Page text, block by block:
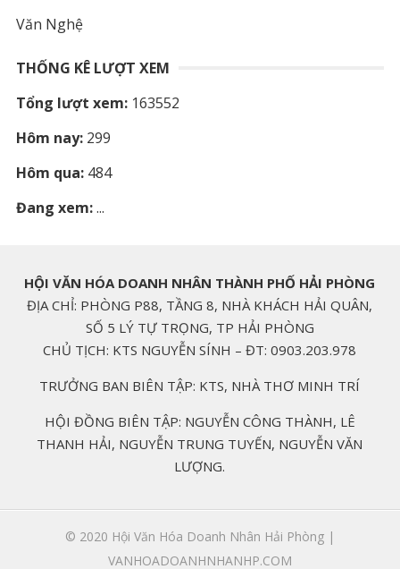
Văn Nghệ
THỐNG KÊ LƯỢT XEM
Tổng lượt xem:163552
Hôm nay:299
Hôm qua:484
Đang xem:...
HỘI VĂN HÓA DOANH NHÂN THÀNH PHỐ HẢI PHÒNG
ĐỊA CHỈ: PHÒNG P88, TẦNG 8, NHÀ KHÁCH HẢI QUÂN,
SỐ 5 LÝ TỰ TRỌNG, TP HẢI PHÒNG
CHỦ TỊCH: KTS NGUYỄN SÍNH – ĐT: 0903.203.978
TRƯỞNG BAN BIÊN TẬP: KTS, NHÀ THƠ MINH TRÍ
HỘI ĐỒNG BIÊN TẬP: NGUYỄN CÔNG THÀNH, LÊ
THANH HẢI, NGUYỄN TRUNG TUYẾN, NGUYỄN VĂN
LƯỢNG.
© 2020 Hội Văn Hóa Doanh Nhân Hải Phòng |
VANHOADOANHNHANHP.COM